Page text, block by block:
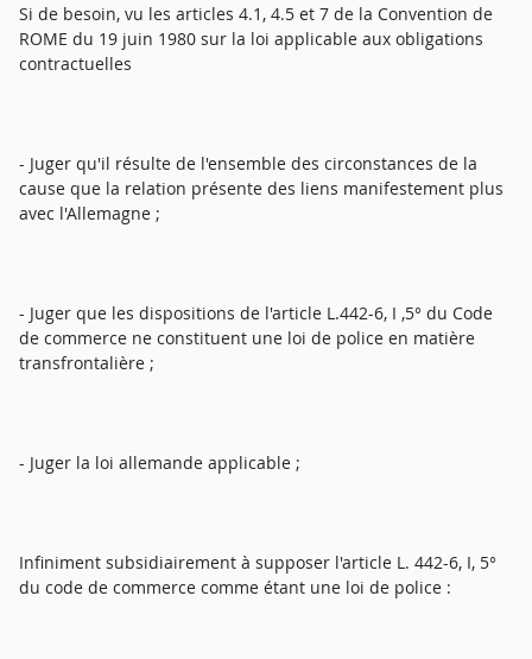
Si de besoin, vu les articles 4.1, 4.5 et 7 de la Convention de
ROME du 19 juin 1980 sur la loi applicable aux obligations
contractuelles
- Juger qu'il résulte de l'ensemble des circonstances de la
cause que la relation présente des liens manifestement plus
avec l'Allemagne ;
- Juger que les dispositions de l'article L.442-6, I ,5° du Code
de commerce ne constituent une loi de police en matière
transfrontalière ;
- Juger la loi allemande applicable ;
Infiniment subsidiairement à supposer l'article L. 442-6, I, 5°
du code de commerce comme étant une loi de police :